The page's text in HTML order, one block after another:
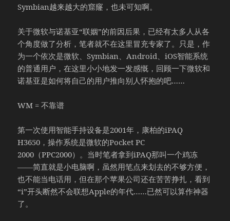
Symbian越来越大的窟窿，也未可知啊。
关于微软与诺基亚“联姻”的前因后果，已经有太多人从各
个角度做了分析，笔者就不在这里冒充专家了。只是，作
为一个依次是微软、Symbian、Android、iOS智能系统
的普通用户，在这里小小地发一发感慨，回顾一下微软和
诺基亚是如何将自己的用户推向别人怀抱的吧……
WM = 不靠谱
第一次使用智能手持设备是2001年，康柏的iPAQ
H3650，操作系统是微软的Pocket PC
2000（PPC2000）。当时笔者拿到iPAQ那叫一个鸡冻
——简直就是小电脑啊，虽然用笔点来划去的不够方便，
也不能当电话用，但在那个苹果公司还在苦苦挣扎，看到
“i”开头断然不会联想Apple的年代……已然可以算作神器
了。